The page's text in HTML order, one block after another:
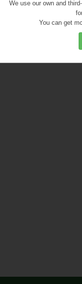
We use our own and
You can get